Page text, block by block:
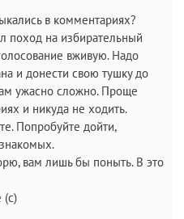
в комментариях?
поход на избирательный
вживую. Надо
и донести свою тушку до
ужасно сложно. Проще
и никуда не ходить.
Попробуйте дойти,
вам лишь бы поныть. В это
(с)